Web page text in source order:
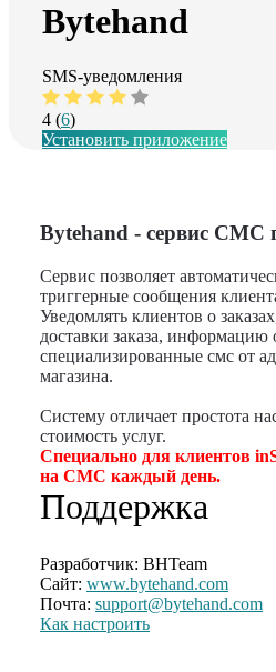
Bytehand
SMS-уведомления
4 (6)
Установить приложение
Bytehand - cервис СМС
Сервис позволяет
триггерные сообщения
Уведомлять клиентов о
доставки заказа, информацию
специализированные смс от
магазина.
Систему отличает простота
стоимость услуг.
Специально для клиентов
на СМС каждый день.
Поддержка
Разработчик: BHTeam
Сайт: www.bytehand.com
Почта: support@bytehand.com
Как настроить